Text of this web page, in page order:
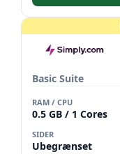
Basic Suite
RAM / CPU
0.5 GB / 1 Cores
SIDER
Ubegrænset